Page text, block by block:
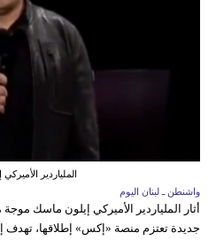
الملياردير
واشنطن ـ لبنان اليوم
أثار الملياردير الأميركي إيلون ماسك
جديدة تعتزم منصة «إكس» إطلاقها، تهدف